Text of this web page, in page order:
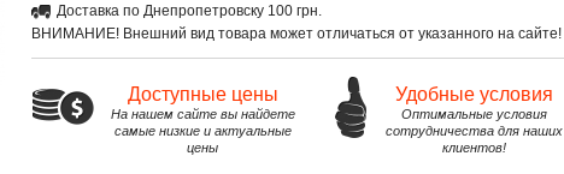
Доставка по Днепропетровску 100 грн.
ВНИМАНИЕ! Внешний вид товара может отличаться от указанного на сайте!
Доступные цены
На нашем сайте вы найдете
самые низкие и актуальные
цены
Удобные условия
Оптимальные условия
сотрудничества для наших
клиентов!